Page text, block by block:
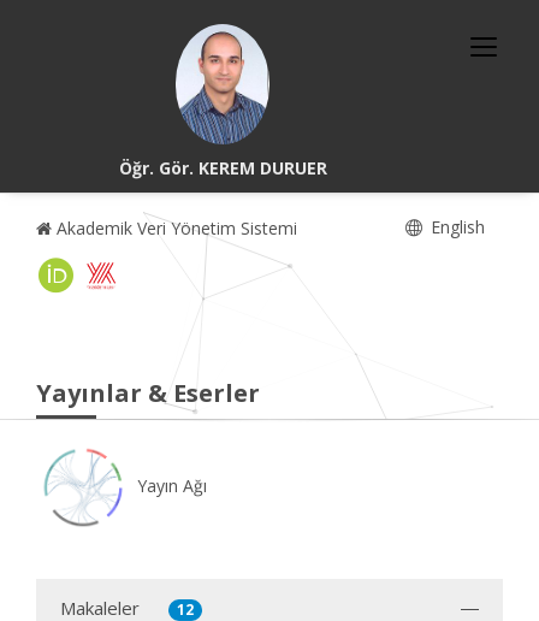
Öğr. Gör. KEREM DURUER
Akademik Veri Yönetim Sistemi English
Yayınlar & Eserler
Yayın Ağı
Makaleler 12